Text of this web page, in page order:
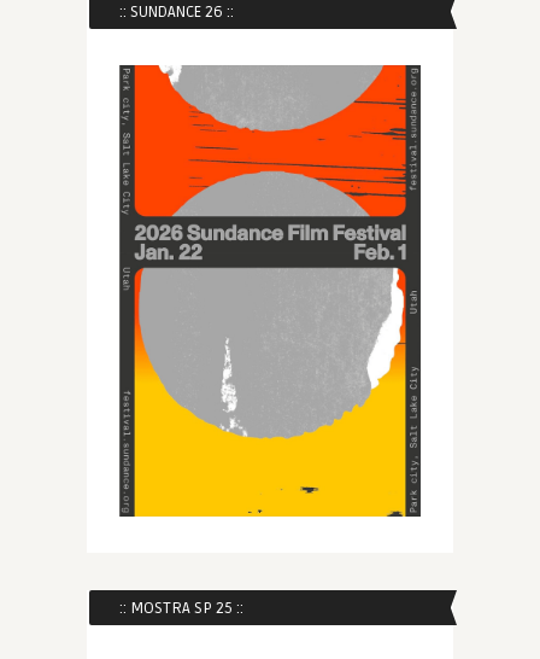
:: SUNDANCE 26 ::
:: MOSTRA SP 25 ::